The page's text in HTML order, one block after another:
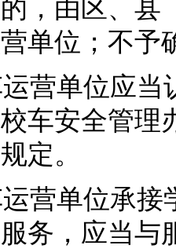
，由区、
单位；不予
营单位应
车安全管理
定。
营单位承
务，应当与